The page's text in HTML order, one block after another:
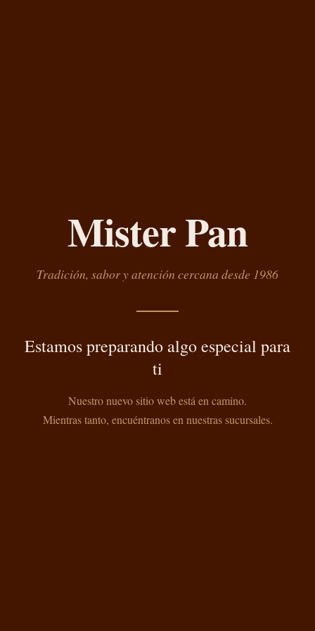
Mister Pan
Tradición, sabor y atención cercana desde 1986
Estamos preparando algo especial para
ti
Nuestro nuevo sitio web está en camino.
Mientras tanto, encuéntranos en nuestras sucursales.